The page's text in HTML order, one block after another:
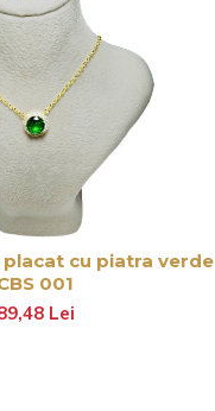
placat cu piatra verde
001
Lei